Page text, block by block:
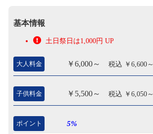
基本情報
土日祭日は1,000円 UP
大人料金 ￥6,000～ 税込 ￥6,600～
子供料金 ￥5,500～ 税込 ￥6,050～
ポイント 5%